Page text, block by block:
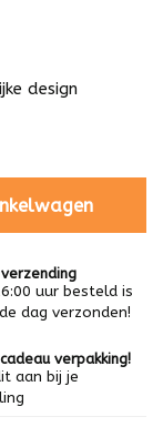
design
uur besteld is
dag verzonden!
verpakking!
aan bij je